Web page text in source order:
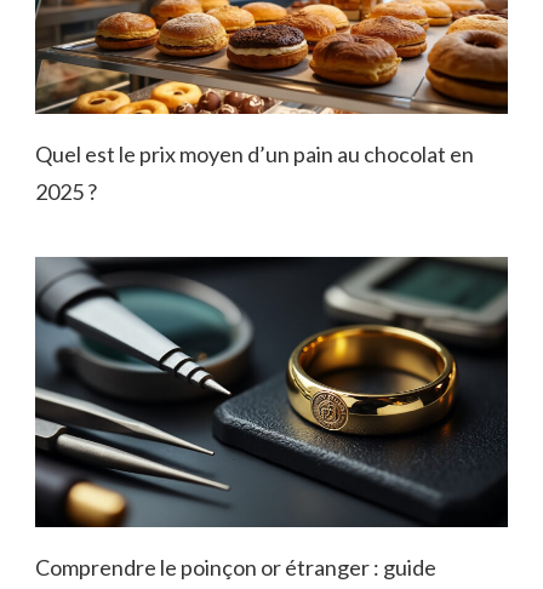
Quel est le prix moyen d’un pain au chocolat en
2025 ?
Comprendre le poinçon or étranger : guide